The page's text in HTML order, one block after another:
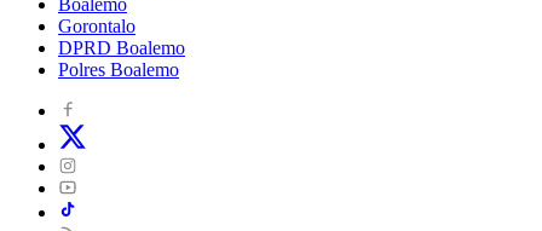
Boalemo
Gorontalo
DPRD Boalemo
Polres Boalemo